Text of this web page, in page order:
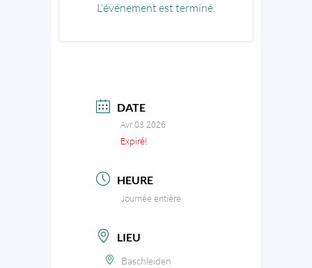
L'événement est terminé.
DATE
Avr 03 2026
Expiré!
HEURE
Journée entière
LIEU
Baschleiden